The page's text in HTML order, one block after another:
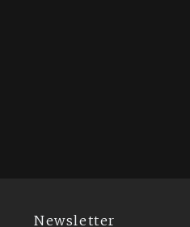
Newsletter